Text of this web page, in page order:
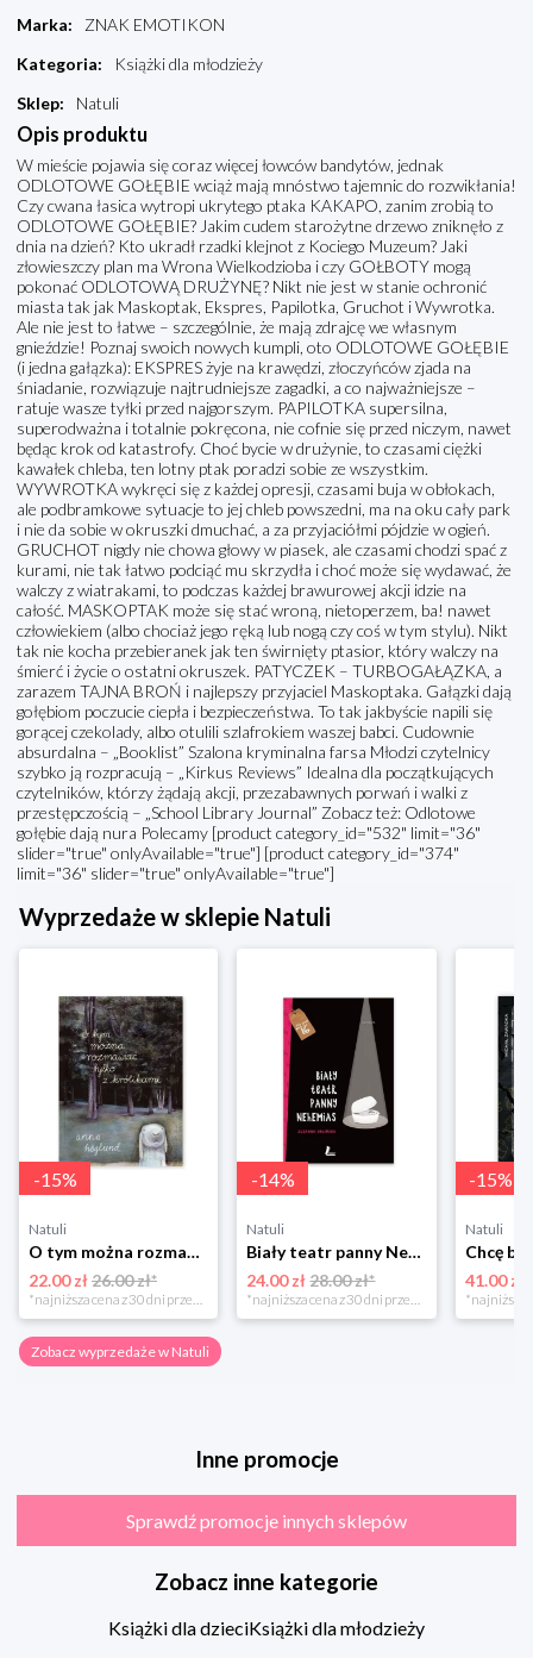
Marka:
ZNAK EMOTIKON
Kategoria:
Książki dla młodzieży
Sklep: Natuli
Opis produktu
W mieście pojawia się coraz więcej łowców bandytów, jednak
ODLOTOWE GOŁĘBIE wciąż mają mnóstwo tajemnic do rozwikłania!
Czy cwana łasica wytropi ukrytego ptaka KAKAPO, zanim zrobią to
ODLOTOWE GOŁĘBIE? Jakim cudem starożytne drzewo zniknęło z
dnia na dzień? Kto ukradł rzadki klejnot z Kociego Muzeum? Jaki
złowieszczy plan ma Wrona Wielkodzioba i czy GOŁBOTY mogą
pokonać ODLOTOWĄ DRUŻYNĘ? Nikt nie jest w stanie ochronić
miasta tak jak Maskoptak, Ekspres, Papilotka, Gruchot i Wywrotka.
Ale nie jest to łatwe – szczególnie, że mają zdrajcę we własnym
gnieździe! Poznaj swoich nowych kumpli, oto ODLOTOWE GOŁĘBIE
(i jedna gałązka): EKSPRES żyje na krawędzi, złoczyńców zjada na
śniadanie, rozwiązuje najtrudniejsze zagadki, a co najważniejsze –
ratuje wasze tyłki przed najgorszym. PAPILOTKA supersilna,
superodważna i totalnie pokręcona, nie cofnie się przed niczym, nawet
będąc krok od katastrofy. Choć bycie w drużynie, to czasami ciężki
kawałek chleba, ten lotny ptak poradzi sobie ze wszystkim.
WYWROTKA wykręci się z każdej opresji, czasami buja w obłokach,
ale podbramkowe sytuacje to jej chleb powszedni, ma na oku cały park
i nie da sobie w okruszki dmuchać, a za przyjaciółmi pójdzie w ogień.
GRUCHOT nigdy nie chowa głowy w piasek, ale czasami chodzi spać z
kurami, nie tak łatwo podciąć mu skrzydła i choć może się wydawać, że
walczy z wiatrakami, to podczas każdej brawurowej akcji idzie na
całość. MASKOPTAK może się stać wroną, nietoperzem, ba! nawet
człowiekiem (albo chociaż jego ręką lub nogą czy coś w tym stylu). Nikt
tak nie kocha przebieranek jak ten świrnięty ptasior, który walczy na
śmierć i życie o ostatni okruszek. PATYCZEK – TURBOGAŁĄZKA, a
zarazem TAJNA BROŃ i najlepszy przyjaciel Maskoptaka. Gałązki dają
gołębiom poczucie ciepła i bezpieczeństwa. To tak jakbyście napili się
gorącej czekolady, albo otulili szlafrokiem waszej babci. Cudownie
absurdalna – „Booklist” Szalona kryminalna farsa Młodzi czytelnicy
szybko ją rozpracują – „Kirkus Reviews” Idealna dla początkujących
czytelników, którzy żądają akcji, przezabawnych porwań i walki z
przestępczością – „School Library Journal” Zobacz też: Odlotowe
gołębie dają nura Polecamy [product category_id="532" limit="36"
slider="true" onlyAvailable="true"] [product category_id="374"
limit="36" slider="true" onlyAvailable="true"]
Wyprzedaże w sklepie Natuli
-15%
Natuli
O tym można rozmawiać tylko z królikami Zakamarki
22.00 zł26.00 zł*
*najniższa cena z 30 dni przed obniżką
-14%
Natuli
Biały teatr panny Nehemias
24.00 zł 28.00 zł*
*najniższa cena z 30 dni przed obniżką
-15%
Natuli
41.00 zł
Zobacz wyprzedaże w Natuli
Inne promocje
Sprawdź promocje innych sklepów
Zobacz inne kategorie
Książki dla dzieciKsiążki dla młodzieży